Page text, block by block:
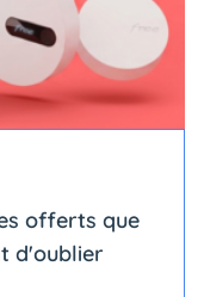
offerts que
d'oublier